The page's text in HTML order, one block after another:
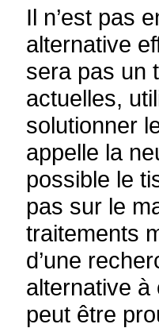
Il n’est pas
alternative
sera pas un
actuelles,
solutionner
appelle la
possible le
pas sur le
traitements
d’une
alternative à
peut être